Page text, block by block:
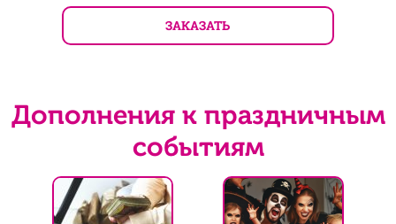
ЗАКАЗАТЬ
Дополнения к праздничным
событиям